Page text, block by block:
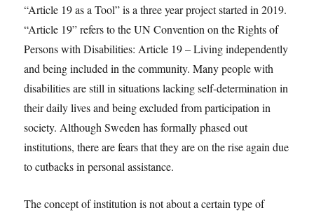
“Article 19 as a Tool” is a three year project started in 2019.
“Article 19” refers to the UN Convention on the Rights of
Persons with Disabilities: Article 19 – Living independently
and being included in the community. Many people with
disabilities are still in situations lacking self-determination in
their daily lives and being excluded from participation in
society. Although Sweden has formally phased out
institutions, there are fears that they are on the rise again due
to cutbacks in personal assistance.
The concept of institution is not about a certain type of